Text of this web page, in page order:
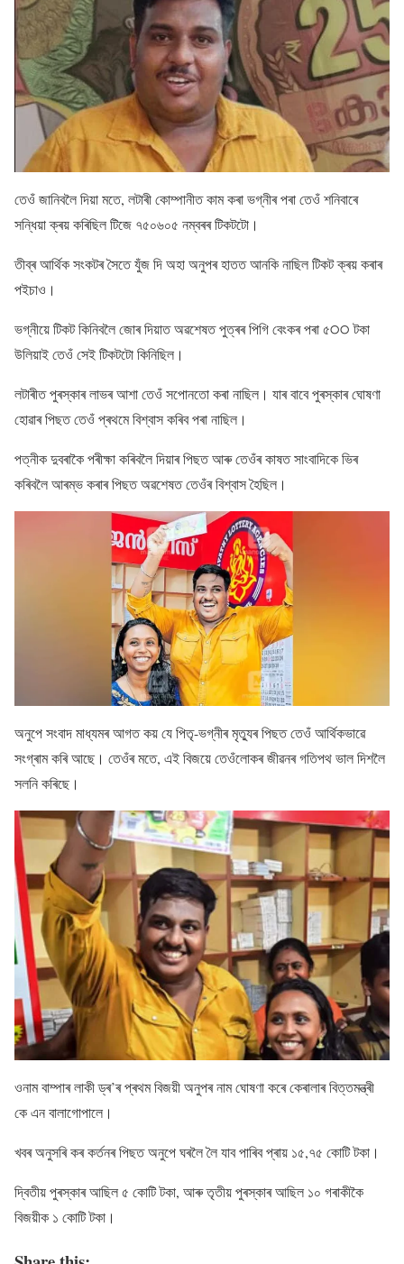
তেওঁ জানিবলৈ দিয়া মতে, লটাৰী কোম্পানীত কাম কৰা ভগ্নীৰ পৰা তেওঁ শনিবাৰে
সন্ধিয়া ক্ৰয় কৰিছিল টিজে ৭৫০৬০৫ নম্বৰৰ টিকটটো।
তীব্ৰ আৰ্থিক সংকটৰ সৈতে যুঁজ দি অহা অনুপৰ হাতত আনকি নাছিল টিকট ক্ৰয় কৰাৰ
পইচাও।
ভগ্নীয়ে টিকট কিনিবলৈ জোৰ দিয়াত অৱশেষত পুত্ৰৰ পিগি বেংকৰ পৰা ৫੦੦ টকা
উলিয়াই তেওঁ সেই টিকটটো কিনিছিল।
লটাৰীত পুৰস্কাৰ লাভৰ আশা তেওঁ সপোনতো কৰা নাছিল। যাৰ বাবে পুৰস্কাৰ ঘোষণা
হোৱাৰ পিছত তেওঁ প্ৰথমে বিশ্বাস কৰিব পৰা নাছিল।
পত্নীক দুবৰাকৈ পৰীক্ষা কৰিবলৈ দিয়াৰ পিছত আৰু তেওঁৰ কাষত সাংবাদিকে ভিৰ
কৰিবলৈ আৰম্ভ কৰাৰ পিছত অৱশেষত তেওঁৰ বিশ্বাস হৈছিল।
অনুপে সংবাদ মাধ্যমৰ আগত কয় যে পিতৃ-ভগ্নীৰ মৃত্যুৰ পিছত তেওঁ আৰ্থিকভাৱে
সংগ্ৰাম কৰি আছে। তেওঁৰ মতে, এই বিজয়ে তেওঁলোকৰ জীৱনৰ গতিপথ ভাল দিশলৈ
সলনি কৰিছে।
ওনাম বাম্পাৰ লাকী ড্ৰ’ৰ প্ৰথম বিজয়ী অনুপৰ নাম ঘোষণা কৰে কেৰালাৰ বিত্তমন্ত্ৰী
কে এন বালাগোপালে।
খবৰ অনুসৰি কৰ কৰ্তনৰ পিছত অনুপে ঘৰলৈ লৈ যাব পাৰিব প্ৰায় ১৫,৭৫ কোটি টকা।
দ্বিতীয় পুৰস্কাৰ আছিল ৫ কোটি টকা, আৰু তৃতীয় পুৰস্কাৰ আছিল ১০ গৰাকীকৈ
বিজয়ীক ১ কোটি টকা।